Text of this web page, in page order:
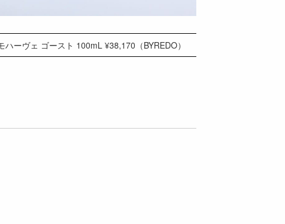
ーヴェ ゴースト 100mL ¥38,170（BYREDO）